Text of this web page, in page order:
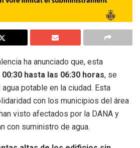
ha anunciado que, esta
00:30 hasta las 06:30 horas, se
potable en la ciudad. Esta
con los municipios del área
visto afectados por la DANA y
con suministro de agua.